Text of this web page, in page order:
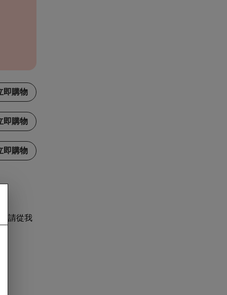
即購物
即購物
即購物
請從我